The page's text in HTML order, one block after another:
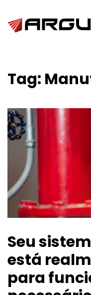
Skip to main
Tag:
Seu
está
para